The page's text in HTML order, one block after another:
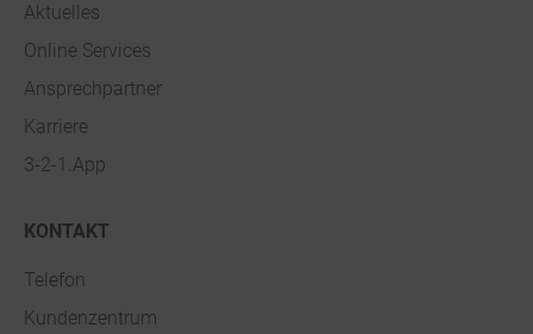
Aktuelles
Online Services
Ansprechpartner
Karriere
3-2-1.App
KONTAKT
Telefon
Kundenzentrum